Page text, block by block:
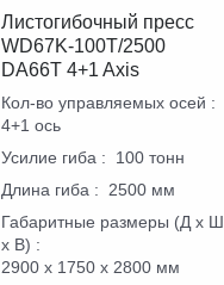
Листогибочный пресс
WD67K-100T/2500
DA66T 4+1 Axis
Кол-во управляемых осей :
4+1 ось
Усилие гиба :
100 тонн
Длина гиба : 2500 мм
Габаритные размеры (Д х Ш
х В) :
2900 х 1750 х 2800 мм